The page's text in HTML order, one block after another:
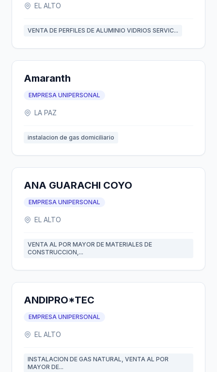
EL ALTO
VENTA DE PERFILES DE ALUMINIO VIDRIOS SERVIC...
Amaranth
EMPRESA UNIPERSONAL
LA PAZ
instalacion de gas domiciliario
ANA GUARACHI COYO
EMPRESA UNIPERSONAL
EL ALTO
VENTA AL POR MAYOR DE MATERIALES DE
CONSTRUCCION,...
ANDIPRO*TEC
EMPRESA UNIPERSONAL
EL ALTO
INSTALACION DE GAS NATURAL, VENTA AL POR
MAYOR DE...